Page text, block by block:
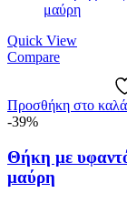
Quick View
Compare
Προσθήκη στο
-39%
Θήκη με
μαύρη